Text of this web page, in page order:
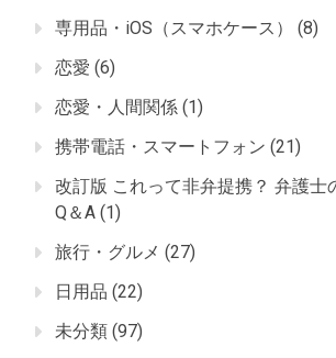
専用品・iOS（スマホケース）
(8)
恋愛 (6)
恋愛・人間関係 (1)
携帯電話・スマートフォン (21)
改訂版 これって非弁提携？ 弁護士
Q＆A (1)
旅行・グルメ (27)
日用品 (22)
未分類 (97)